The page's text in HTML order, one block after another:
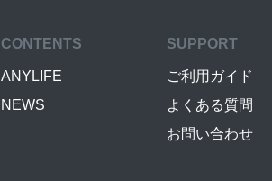
CONTENTS
ANYLIFE
NEWS
SUPPORT
ご利用ガイド
よくある質問
お問い合わせ